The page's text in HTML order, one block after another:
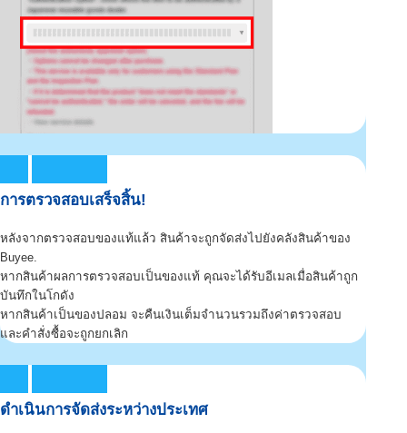
การตรวจสอบเสร็จสิ้น!
หลังจากตรวจสอบของแท้แล้ว สินค้าจะถูกจัดส่งไปยังคลังสินค้าของ
Buyee.
หากสินค้าผลการตรวจสอบเป็นของแท้ คุณจะได้รับอีเมลเมื่อสินค้าถูก
บันทึกในโกดัง
หากสินค้าเป็นของปลอม จะคืนเงินเต็มจำนวนรวมถึงค่าตรวจสอบ
และคำสั่งซื้อจะถูกยกเลิก
ดำเนินการจัดส่งระหว่างประเทศ